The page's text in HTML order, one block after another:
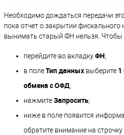
Необходимо дождаться передачи
пока отчет о закрытии фискального
вынимать старый ФН нельзя. Чтобы
перейдите во вкладкуФН;
в полеТип данных выберите 1
обмена с ОФД;
нажмитеЗапросить;
ниже в поле появится
обратите внимание на строчку